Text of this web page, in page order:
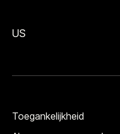
US
Toegankelijkheid